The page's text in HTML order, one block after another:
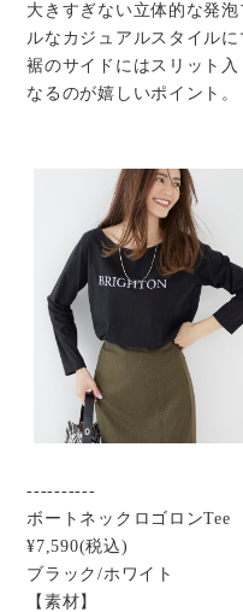
大きすぎない立体的な発
ルなカジュアルスタイルに
裾のサイドにはスリット
なるのが嬉しいポイント。
----------
ボートネックロゴロンTee
¥7,590(税込)
ブラック/ホワイト
【素材】